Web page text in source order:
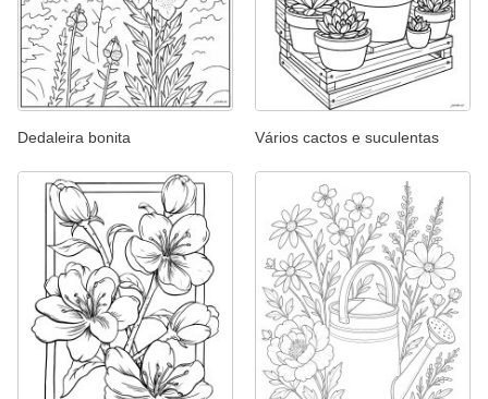
Dedaleira bonita Vários cactos e suculentas